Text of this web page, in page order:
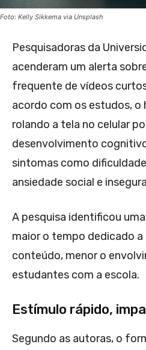
Foto: Kelly Sikkema via Unsplash
Pesquisadoras da
acenderam um alerta
frequente de vídeos
acordo com os estudos, o
rolando a tela no celular
desenvolvimento
sintomas como
ansiedade social e
A pesquisa identificou
maior o tempo dedicado a
conteúdo, menor o
estudantes com a escola.
Estímulo rápido,
Segundo as autoras, o